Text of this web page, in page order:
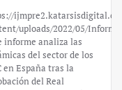
Bank:
análisis
–